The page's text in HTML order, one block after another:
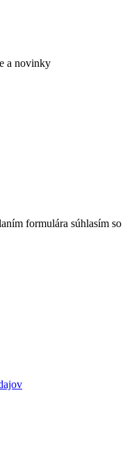
a novinky
formulára súhlasím so